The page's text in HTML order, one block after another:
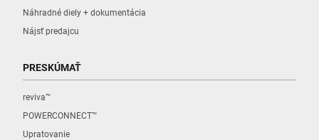
Náhradné diely + dokumentácia
Nájsť predajcu
PRESKÚMAŤ
reviva™
POWERCONNECT™
Upratovanie